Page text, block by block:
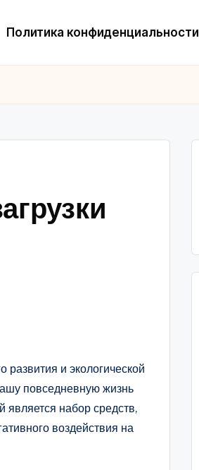
Политика конфиденциальности
и экологической
повседневную жизнь
набор средств,
воздействия на